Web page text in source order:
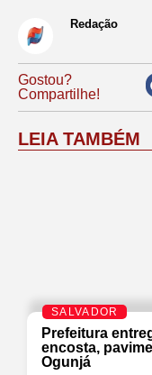
Redação
Gostou?
Compartilhe!
LEIA TAMBÉM
SALVADOR
Prefeitura
encosta,
Ogunjá